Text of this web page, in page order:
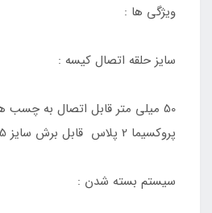
ویژگی ها :
سایز حلقه اتصال کیسه :
پروکسیما 2 پلاس قابل برش سایز 35-12/ 40
سیستم بسته شدن :